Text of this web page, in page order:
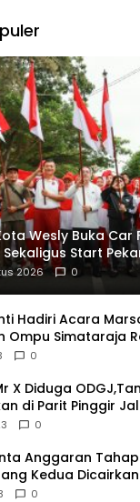
Wesly Buka Car
Sekaligus Start
Merah Putih
2026 0
Hadiri Acara
Ompu Simataraja
Kota Siantar
0
X Diduga
di Parit Pinggir
0
Anggaran
Kedua
Ini
0